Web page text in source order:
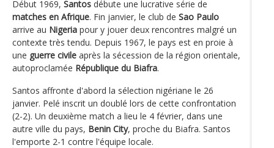
Début 1969, Santos débute une lucrative série de
matches en Afrique. Fin janvier, le club de Sao Paulo
arrive au Nigeria pour y jouer deux rencontres malgré un
contexte très tendu. Depuis 1967, le pays est en proie à
une guerre civile après la sécession de la région orientale,
autoproclamée République du Biafra.
Santos affronte d'abord la sélection nigériane le 26
janvier. Pelé inscrit un doublé lors de cette confrontation
(2-2). Un deuxième match a lieu le 4 février, dans une
autre ville du pays, Benin City, proche du Biafra. Santos
l'emporte 2-1 contre l'équipe locale.